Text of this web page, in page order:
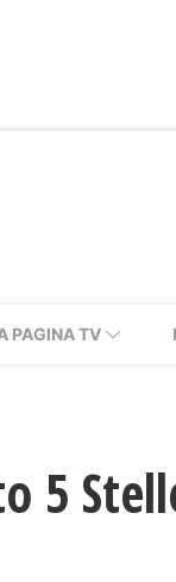
PAGINA TV
5